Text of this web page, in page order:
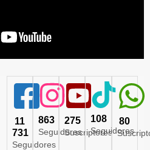
11
731
Seguidores
863
Seguidores
275
Suscriptores
108
Seguidores
80